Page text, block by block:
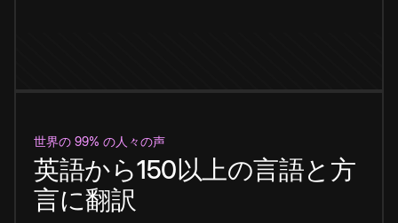
世界の 99% の人々の声
英語から150以上の言語と方
言に翻訳